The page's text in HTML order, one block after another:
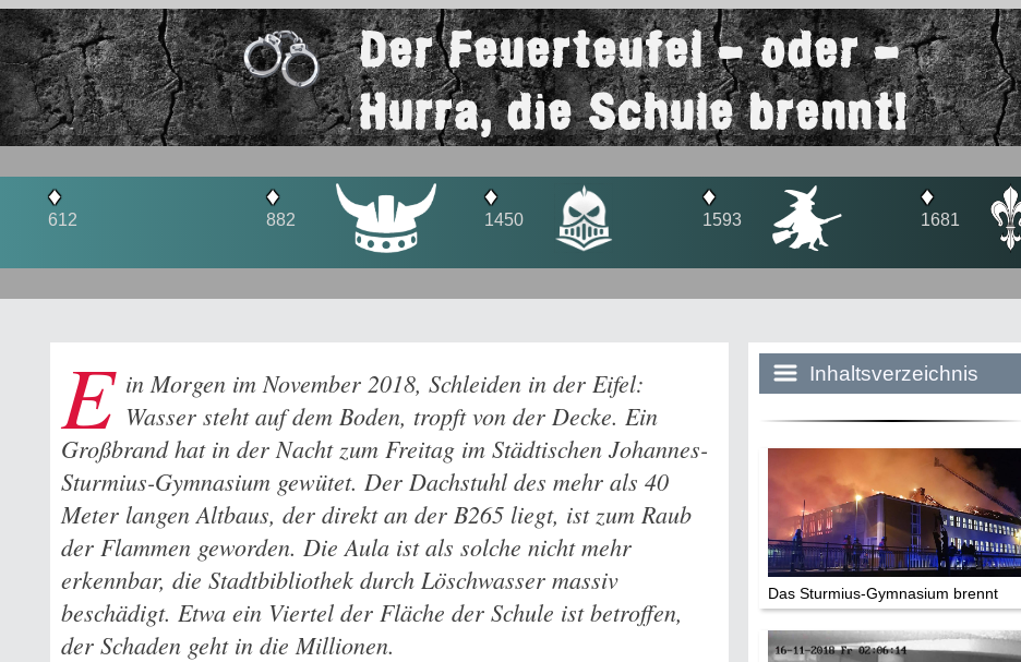
Der Feuerteufel - oder -
Hurra, die Schule brennt!
882 1450 1593 1681 1800
E in Morgen im November 2018, Schleiden in der Eifel:
Wasser steht auf dem Boden, tropft von der Decke. Ein
Großbrand hat in der Nacht zum Freitag im Städtischen Johannes-
Sturmius-Gymnasium gewütet. Der Dachstuhl des mehr als 40
Meter langen Altbaus, der direkt an der B265 liegt, ist zum Raub
der Flammen geworden. Die Aula ist als solche nicht mehr
erkennbar, die Stadtbibliothek durch Löschwasser massiv
beschädigt. Etwa ein Viertel der Fläche der Schule ist betroffen,
der Schaden geht in die Millionen.
Inhaltsverzeichnis
Die dunkle Seite
Mythen, Märchen &
Legenden (2025)
Sightseeing:
Die Eifel entdecken
Das Sturmius-Gymnasium brennt